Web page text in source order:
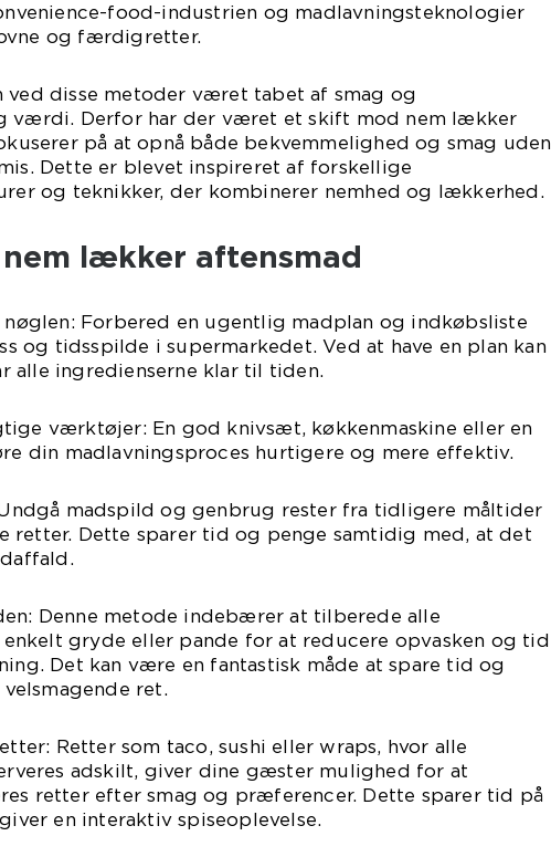
food-industrien og madlavningsteknologier
og færdigretter.
ved disse metoder været tabet af smag og
værdi. Derfor har der været et skift mod nem lækker
på at opnå både bekvemmelighed og smag uden
Dette er blevet inspireret af forskellige
og teknikker, der kombinerer nemhed og lækkerhed.
lækker aftensmad
Forbered en ugentlig madplan og indkøbsliste
og tidsspilde i supermarkedet. Ved at have en plan kan
alle ingredienserne klar til tiden.
værktøjer: En god knivsæt, køkkenmaskine eller en
din madlavningsproces hurtigere og mere effektiv.
madspild og genbrug rester fra tidligere måltider
retter. Dette sparer tid og penge samtidig med, at det
Denne metode indebærer at tilberede alle
gryde eller pande for at reducere opvasken og tid
Det kan være en fantastisk måde at spare tid og
ret.
Retter som taco, sushi eller wraps, hvor alle
adskilt, giver dine gæster mulighed for at
retter efter smag og præferencer. Dette sparer tid på
en interaktiv spiseoplevelse.